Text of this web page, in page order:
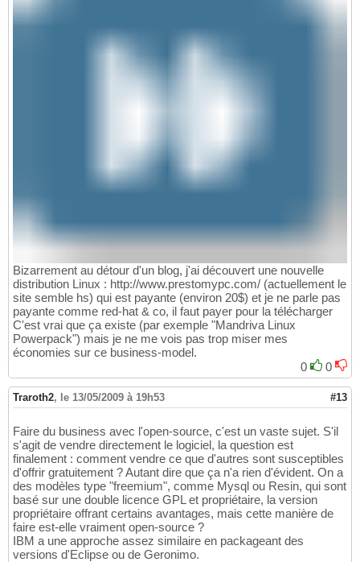
Bizarrement au détour d'un blog, j'ai découvert une nouvelle
distribution Linux : http://www.prestomypc.com/ (actuellement le
site semble hs) qui est payante (environ 20$) et je ne parle pas
payante comme red-hat & co, il faut payer pour la télécharger
C'est vrai que ça existe (par exemple "Mandriva Linux
Powerpack") mais je ne me vois pas trop miser mes
économies sur ce business-model.
0
0
Traroth2, le 13/05/2009 à 19h53 #13
Faire du business avec l'open-source, c'est un vaste sujet. S'il
s'agit de vendre directement le logiciel, la question est
finalement : comment vendre ce que d'autres sont susceptibles
d'offrir gratuitement ? Autant dire que ça n'a rien d'évident. On a
des modèles type "freemium", comme Mysql ou Resin, qui sont
basé sur une double licence GPL et propriétaire, la version
propriétaire offrant certains avantages, mais cette manière de
faire est-elle vraiment open-source ?
IBM a une approche assez similaire en packageant des
versions d'Eclipse ou de Geronimo.